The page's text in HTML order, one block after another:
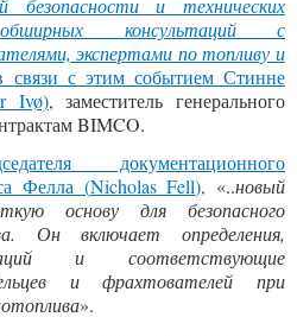
безопасности и технических
консультаций с
экспертами по топливу и
связи с этим событиемСтинне
Ivø), заместитель генерального
BIMCO.
документационного
Фелла (Nicholas Fell), «..новый
основу для безопасного
Он включает определения,
и соответствующие
и фрахтователей при
».